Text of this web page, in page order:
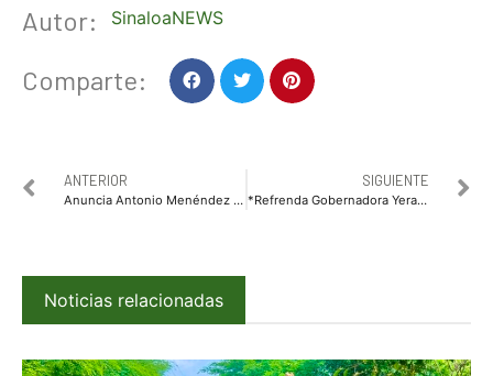
Autor: SinaloaNEWS
Comparte:
ANTERIOR
Anuncia Antonio Menéndez campaña de prevención para reducir accidentes en motocicleta
SIGUIENTE
*Refrenda Gobernadora Yeraldine el compromiso de abatir toda clase de violencia contra las mujeres*
Noticias relacionadas